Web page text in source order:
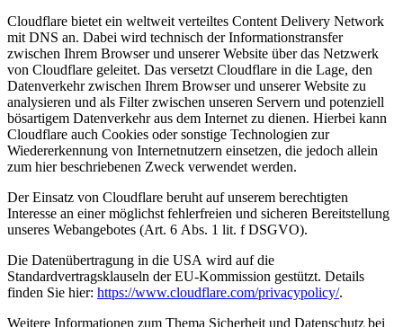
Cloudflare bietet ein weltweit verteiltes Content Delivery Network
mit DNS an. Dabei wird technisch der Informationstransfer
zwischen Ihrem Browser und unserer Website über das Netzwerk
von Cloudflare geleitet. Das versetzt Cloudflare in die Lage, den
Datenverkehr zwischen Ihrem Browser und unserer Website zu
analysieren und als Filter zwischen unseren Servern und potenziell
bösartigem Datenverkehr aus dem Internet zu dienen. Hierbei kann
Cloudflare auch Cookies oder sonstige Technologien zur
Wiedererkennung von Internetnutzern einsetzen, die jedoch allein
zum hier beschriebenen Zweck verwendet werden.
Der Einsatz von Cloudflare beruht auf unserem berechtigten
Interesse an einer möglichst fehlerfreien und sicheren Bereitstellung
unseres Webangebotes (Art. 6 Abs. 1 lit. f DSGVO).
Die Datenübertragung in die USA wird auf die
Standardvertragsklauseln der EU-Kommission gestützt. Details
finden Sie hier: https://www.cloudflare.com/privacypolicy/.
Weitere Informationen zum Thema Sicherheit und Datenschutz bei